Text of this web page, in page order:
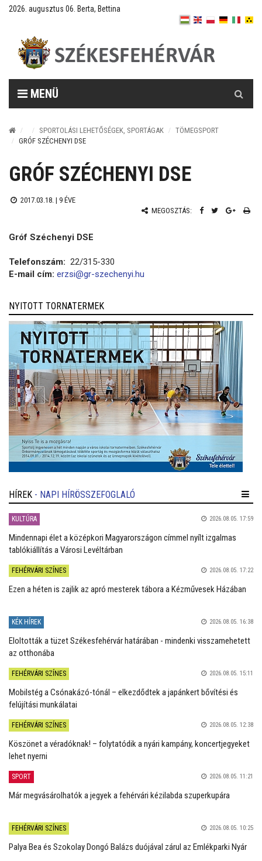
2026. augusztus 06. Berta, Bettina
MENÜ
SPORTOLÁSI LEHETŐSÉGEK, SPORTÁGAK
TÖMEGSPORT
GRÓF SZÉCHENYI DSE
GRÓF SZÉCHENYI DSE
2017.03.18. | 9 ÉVE
MEGOSZTÁS:
Gróf Széchenyi DSE
Telefonszám: 22/315-330
E-mail cím: erzsi@gr-szechenyi.hu
NYITOTT TORNATERMEK
HÍREK - NAPI HÍRÖSSZEFOGLALÓ
KULTÚRA 2026.08.05. 17:59
Mindennapi élet a középkori Magyarországon címmel nyílt izgalmas
tablókiállítás a Városi Levéltárban
FEHÉRVÁRI SZÍNES 2026.08.05. 17:22
Ezen a héten is zajlik az apró mesterek tábora a Kézművesek Házában
KÉK HÍREK 2026.08.05. 16:38
Eloltották a tüzet Székesfehérvár határában - mindenki visszamehetett
az otthonába
FEHÉRVÁRI SZÍNES 2026.08.05. 15:11
Mobilstég a Csónakázó-tónál – elkezdődtek a japánkert bővítési és
felújítási munkálatai
FEHÉRVÁRI SZÍNES 2026.08.05. 12:38
Köszönet a véradóknak! – folytatódik a nyári kampány, koncertjegyeket
lehet nyerni
SPORT 2026.08.05. 11:21
Már megvásárolhatók a jegyek a fehérvári kézilabda szuperkupára
FEHÉRVÁRI SZÍNES 2026.08.05. 10:25
Palya Bea és Szokolay Dongó Balázs duójával zárul az Emlékparki Nyár